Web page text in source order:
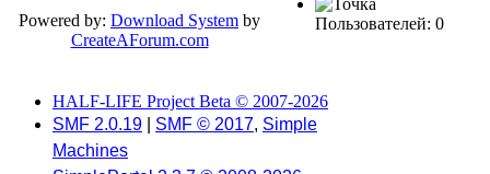
Powered by: Download System by
CreateAForum.com
Пользователей: 0
HALF-LIFE Project Beta © 2007-2026
SMF 2.0.19
SMF © 2017, Simple
Machines